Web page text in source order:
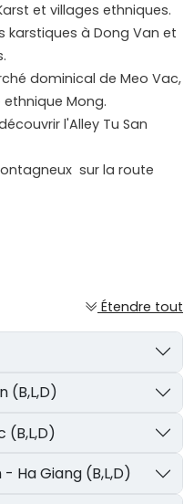
et villages ethniques.
karstiques à Dong Van et
dominical de Meo Vac,
Mong.
l'Alley Tu San
sur la route
Étendre tout
(B,L,D)
(B,L,D)
- Ha Giang (B,L,D)